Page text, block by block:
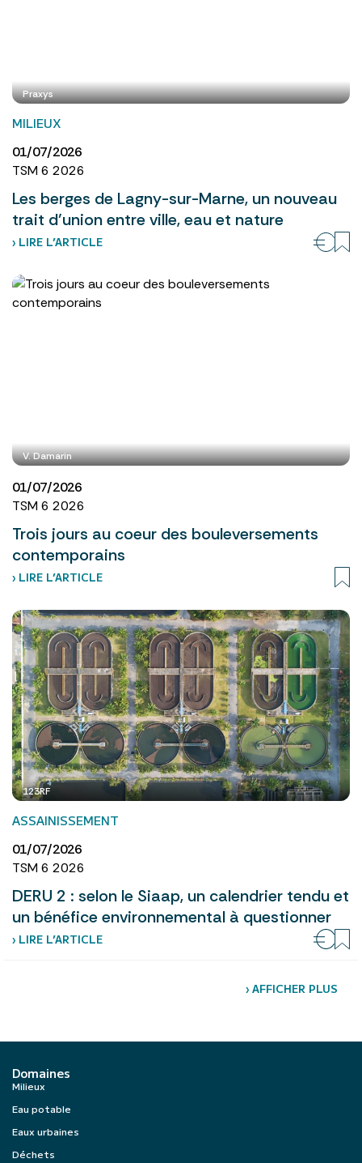
Praxys
MILIEUX
01/07/2026
TSM 6 2026
Les berges de Lagny-sur-Marne, un nouveau
trait d’union entre ville, eau et nature
› LIRE L’ARTICLE
V. Damarin
01/07/2026
TSM 6 2026
Trois jours au coeur des bouleversements
contemporains
› LIRE L’ARTICLE
123RF
ASSAINISSEMENT
01/07/2026
TSM 6 2026
DERU 2 : selon le Siaap, un calendrier tendu et
un bénéfice environnemental à questionner
› LIRE L’ARTICLE
› AFFICHER PLUS
Domaines
Milieux
Eau potable
Eaux urbaines
Déchets